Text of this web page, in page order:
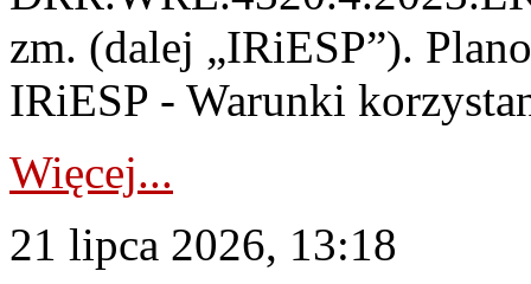
zm. (dalej „IRiESP”).
IRiESP - Warunki
Więcej...
21 lipca 2026, 13:18